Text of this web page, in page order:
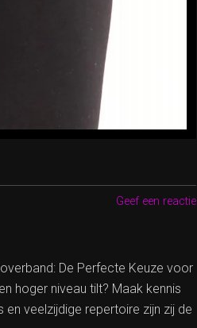
Geef een reactie
De Perfecte Keuze voor
hoger niveau tilt? Maak kennis
veelzijdige repertoire zijn zij de